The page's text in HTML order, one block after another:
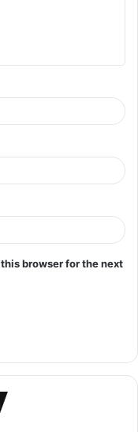
browser for the next